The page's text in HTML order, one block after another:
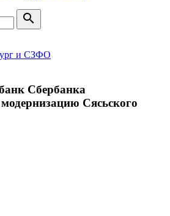
search
и СЗФО
Сбербанка
Сясьского